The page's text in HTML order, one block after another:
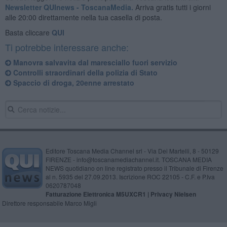
Newsletter QUInews - ToscanaMedia. Arriva gratis tutti i giorni
alle 20:00 direttamente nella tua casella di posta.
Basta cliccare QUI
Ti potrebbe interessare anche:
Manovra salvavita dal maresciallo fuori servizio
Controlli straordinari della polizia di Stato
Spaccio di droga, 20enne arrestato
Editore Toscana Media Channel srl - Via Dei Martelli, 8 - 50129
FIRENZE - info@toscanamediachannel.it. TOSCANA MEDIA
NEWS quotidiano on line registrato presso il Tribunale di Firenze
al n. 5935 del 27.09.2013. Iscrizione ROC 22105 - C.F. e P.Iva
0620787048
Fatturazione Elettronica M5UXCR1 | Privacy Nielsen
Direttore responsabile Marco Migli